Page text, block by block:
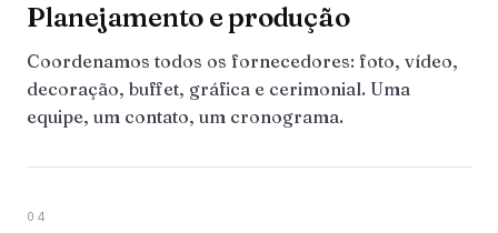
Planejamento e produção
Coordenamos todos os fornecedores: foto, vídeo,
decoração, buffet, gráfica e cerimonial. Uma
equipe, um contato, um cronograma.
04